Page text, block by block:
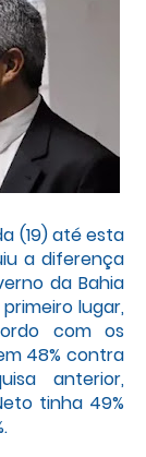
(19) até esta
a diferença
da Bahia
lugar,
com os
48% contra
anterior,
tinha 49%